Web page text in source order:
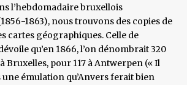
l’hebdomadaire bruxellois
1863), nous trouvons des copies de
cartes géographiques. Celle de
qu’en 1866, l’on dénombrait 320
Bruxelles, pour 117 à Antwerpen (« Il
émulation qu’Anvers ferait bien